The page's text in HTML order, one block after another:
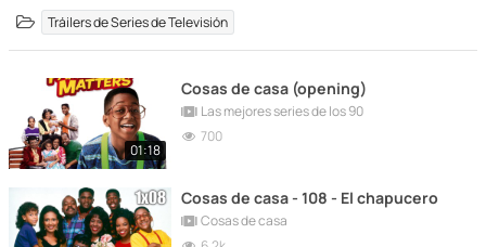
Tráilers de Series de Televisión
01:18
Cosas de casa (opening)
Las mejores series de los 90
700
Cosas de casa - 108 - El chapucero
Cosas de casa